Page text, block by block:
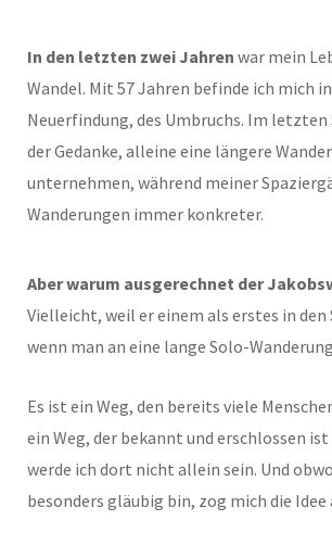
In den letzten zwei Jahren war mein
Wandel. Mit 57 Jahren befinde ich mich
Neuerfindung, des Umbruchs. Im letzten
der Gedanke, alleine eine längere
unternehmen, während meiner
Wanderungen immer konkreter.
Aber warum ausgerechnet der
Vielleicht, weil er einem als erstes in
wenn man an eine lange Solo-
Es ist ein Weg, den bereits viele
ein Weg, der bekannt und erschlossen
werde ich dort nicht allein sein. Und
besonders gläubig bin, zog mich die Idee